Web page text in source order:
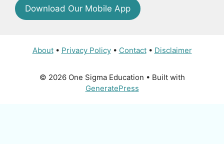
Download Our Mobile App
About• Privacy Policy• Contact• Disclaimer
© 2026 One Sigma Education • Built with
GeneratePress